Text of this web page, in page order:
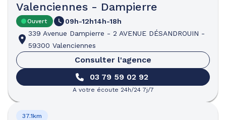
Valenciennes - Dampierre
Ouvert 09h-12h14h-18h
339 Avenue Dampierre - 2 AVENUE DÉSANDROUIN -
59300 Valenciennes
Consulter l'agence
03 79 59 02 92
A votre écoute 24h/24 7j/7
37.1km